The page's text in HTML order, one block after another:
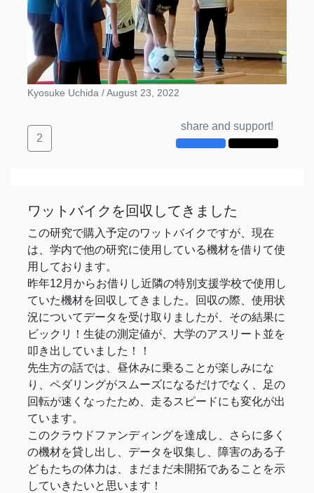
Kyosuke Uchida /August 23, 2022
2
share and support!
ワットバイクを回収してきました
この研究で購入予定のワットバイクですが、現在
は、学内で他の研究に使用している機材を借りて使
用しております。
昨年12月からお借りし近隣の特別支援学校で使用し
ていた機材を回収してきました。回収の際、使用状
況についてデータを受け取りましたが、その結果に
ビックリ！生徒の測定値が、大学のアスリート並を
叩き出していました！！
先生方の話では、昼休みに乗ることが楽しみにな
り、ペダリングがスムーズになるだけでなく、足の
回転が速くなったため、走るスピードにも変化が出
ています。
このクラウドファンディングを達成し、さらに多く
の機材を貸し出し、データを収集し、障害のある子
どもたちの体力は、まだまだ未開拓であることを示
していきたいと思います！